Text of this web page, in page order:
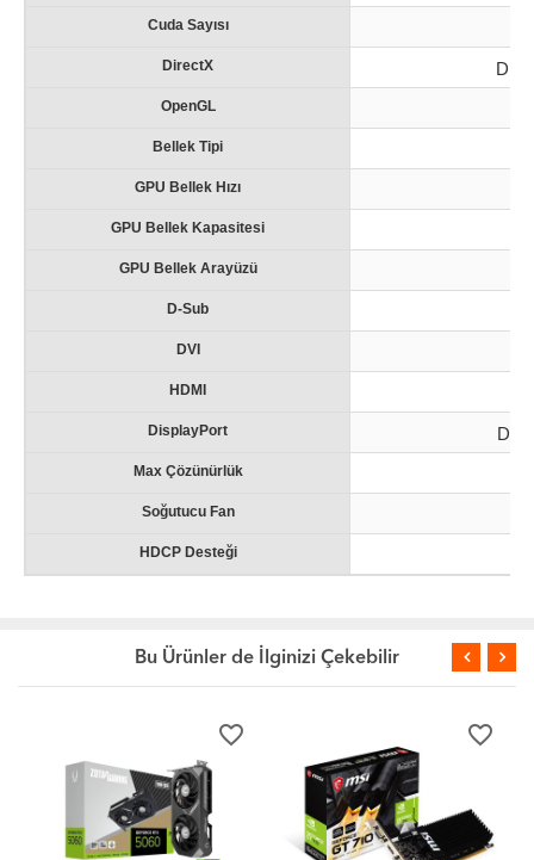
Cuda Sayısı
DirectX
OpenGL
Bellek Tipi
GPU Bellek Hızı
GPU Bellek Kapasitesi
GPU Bellek Arayüzü
D-Sub
DVI
HDMI
DisplayPort
Max Çözünürlük
Soğutucu Fan
HDCP Desteği
Bu Ürünler de İlginizi Çekebilir
favorite_border favorite_border